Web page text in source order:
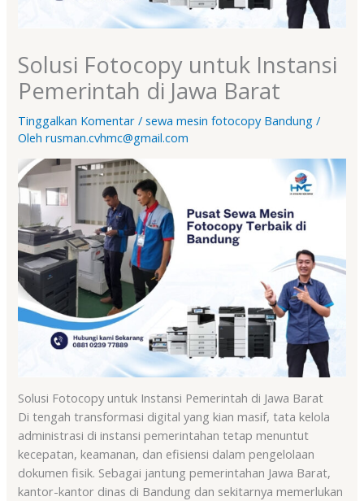
Solusi Fotocopy untuk Instansi
Pemerintah di Jawa Barat
Tinggalkan Komentar /sewa mesin fotocopy Bandung /
Olehrusman.cvhmc@gmail.com
Solusi Fotocopy untuk Instansi Pemerintah di Jawa Barat
Di tengah transformasi digital yang kian masif, tata kelola
administrasi di instansi pemerintahan tetap menuntut
kecepatan, keamanan, dan efisiensi dalam pengelolaan
dokumen fisik. Sebagai jantung pemerintahan Jawa Barat,
kantor-kantor dinas di Bandung dan sekitarnya memerlukan